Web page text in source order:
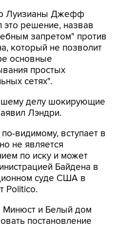
запретом" против
который не позволит
основные
простых
сетях".
делу шокирующие
видимому, вступает в
по иску и может
Байдена в
суде США в
Politico.
Минюст и Белый дом